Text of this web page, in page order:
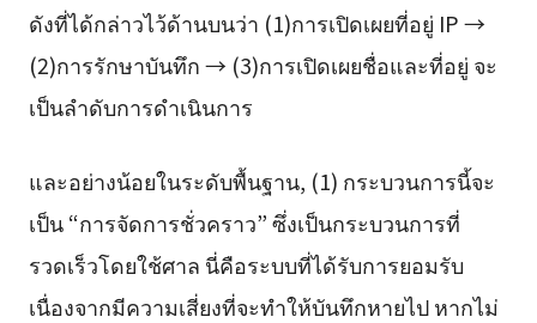
ดังที่ได้กล่าวไว้ด้านบนว่า (1)การเปิดเผยที่อยู่ IP →
(2)การรักษาบันทึก → (3)การเปิดเผยชื่อและที่อยู่ จะ
เป็นลำดับการดำเนินการ
และอย่างน้อยในระดับพื้นฐาน, (1) กระบวนการนี้จะ
เป็น “การจัดการชั่วคราว” ซึ่งเป็นกระบวนการที่
รวดเร็วโดยใช้ศาล นี่คือระบบที่ได้รับการยอมรับ
เนื่องจากมีความเสี่ยงที่จะทำให้บันทึกหายไป หากไม่